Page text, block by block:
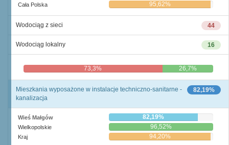
Cała Polska 95,62%
44
Wodociąg z sieci
16
Wodociąg lokalny
73,3% 26,7%
82,19%
Mieszkania wyposażone w instalacje techniczno-sanitarne -
kanalizacja
Wieś Małgów 82,19%
Wielkopolskie 96,52%
Kraj 94,20%